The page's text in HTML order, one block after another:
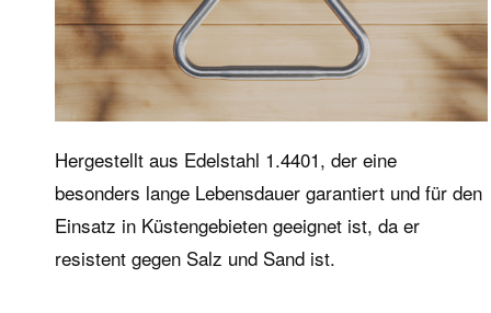
Produkte
Hergestellt aus Edelstahl 1.4401, der eine
besonders lange Lebensdauer garantiert und für den
Einsatz in Küstengebieten geeignet ist, da er
resistent gegen Salz und Sand ist.